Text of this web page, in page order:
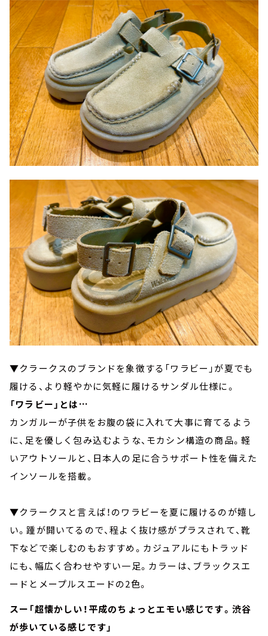
▼クラークスのブランドを象徴する「ワラビー」が夏でも
履ける、より軽やかに気軽に履けるサンダル仕様に。
「ワラビー」とは…
カンガルーが子供をお腹の袋に入れて大事に育てるよう
に、足を優しく包み込むような、モカシン構造の商品。軽
いアウトソールと、日本人の足に合うサポート性を備えた
インソールを搭載。
▼クラークスと言えば！のワラビーを夏に履けるのが嬉し
い。踵が開いてるので、程よく抜け感がプラスされて、靴
下などで楽しむのもおすすめ。カジュアルにもトラッド
にも、幅広く合わせやすい一足。カラーは、ブラックスエ
ードとメープルスエードの2色。
スー「超懐かしい！平成のちょっとエモい感じです。渋谷
が歩いている感じです」